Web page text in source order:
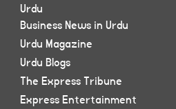
Urdu
Business News in Urdu
Urdu Magazine
Urdu Blogs
The Express Tribune
Express Entertainment